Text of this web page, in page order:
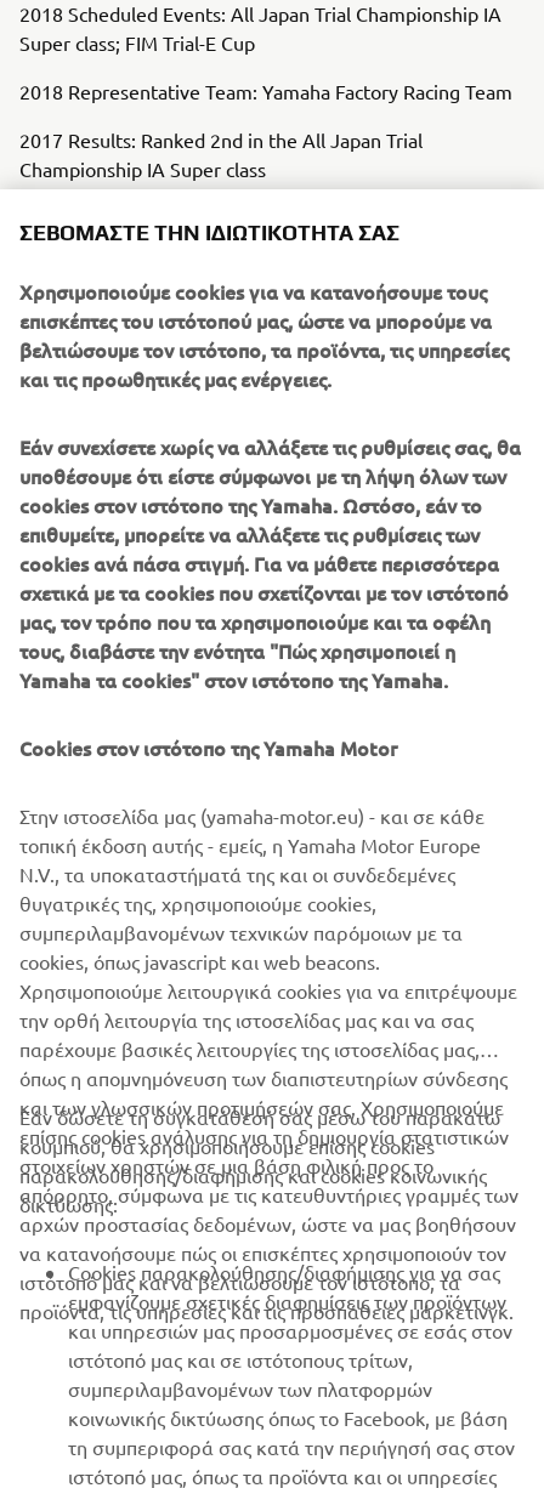
2018 Scheduled Events: All Japan Trial Championship IA
Super class; FIM Trial-E Cup
2018 Representative Team: Yamaha Factory Racing Team
2017 Results: Ranked 2nd in the All Japan Trial
Championship IA Super class
1,130mm
Wheelbase: 1,310mm
Minimum Ground Clearance: 350mm
Vehicle Weight: Less than 70kg
Engine Type: AC synchronous electric motor
Auxiliary Battery Type: Lithium-ion battery
Clutch Type: Hydraulic, Wet, Multi-plate
Frame Type: CFRP Monocoque
ΕΤΑΙΡΕΊΑ
B2B
ΠΕΡΙΣΣΌΤΕΡΑ YAMAHA
SUPPORT
ΕΝΗΜΕΡΩΤΙΚΟ ΔΕΛΤΙΟ
ΣΕΒΌΜΑΣΤΕ ΤΗΝ ΙΔΙΩΤΙΚΌΤΗΤΆ ΣΑΣ
Χρησιμοποιούμε cookies για να κατανοήσουμε τους
επισκέπτες του ιστότοπού μας, ώστε να μπορούμε να
βελτιώσουμε τον ιστότοπο, τα προϊόντα, τις υπηρεσίες
και τις προωθητικές μας ενέργειες.
Εάν συνεχίσετε χωρίς να αλλάξετε τις ρυθμίσεις σας, θα
υποθέσουμε ότι είστε σύμφωνοι με τη λήψη όλων των
cookies στον ιστότοπο της Yamaha. Ωστόσο, εάν το
επιθυμείτε, μπορείτε να αλλάξετε τις ρυθμίσεις των
cookies ανά πάσα στιγμή. Για να μάθετε περισσότερα
σχετικά με τα cookies που σχετίζονται με τον ιστότοπό
μας, τον τρόπο που τα χρησιμοποιούμε και τα οφέλη
τους, διαβάστε την ενότητα "Πώς χρησιμοποιεί η
Yamaha τα cookies" στον ιστότοπο της Yamaha.
Cookies στον ιστότοπο της Yamaha Motor
Στην ιστοσελίδα μας (yamaha-motor.eu) - και σε κάθε
τοπική έκδοση αυτής - εμείς, η Yamaha Motor Europe
N.V., τα υποκαταστήματά της και οι συνδεδεμένες
θυγατρικές της, χρησιμοποιούμε cookies,
συμπεριλαμβανομένων τεχνικών παρόμοιων με τα
cookies, όπως javascript και web beacons.
Χρησιμοποιούμε λειτουργικά cookies για να επιτρέψουμε
την ορθή λειτουργία της ιστοσελίδας μας και να σας
παρέχουμε βασικές λειτουργίες της ιστοσελίδας μας,
όπως η απομνημόνευση των διαπιστευτηρίων σύνδεσης
και των γλωσσικών προτιμήσεών σας. Χρησιμοποιούμε
επίσης cookies ανάλυσης για τη δημιουργία στατιστικών
στοιχείων χρηστών σε μια βάση φιλική προς το
απόρρητο, σύμφωνα με τις κατευθυντήριες γραμμές των
αρχών προστασίας δεδομένων, ώστε να μας βοηθήσουν
να κατανοήσουμε πώς οι επισκέπτες χρησιμοποιούν τον
ιστότοπό μας και να βελτιώσουμε τον ιστότοπο, τα
προϊόντα, τις υπηρεσίες και τις προσπάθειες μάρκετινγκ.
Εάν δώσετε τη συγκατάθεσή σας μέσω του παρακάτω
κουμπιού, θα χρησιμοποιήσουμε επίσης cookies
παρακολούθησης/διαφήμισης και cookies κοινωνικής
δικτύωσης:
Cookies παρακολούθησης/διαφήμισης για να σας
εμφανίζουμε σχετικές διαφημίσεις των προϊόντων
και υπηρεσιών μας προσαρμοσμένες σε εσάς στον
ιστότοπό μας και σε ιστότοπους τρίτων,
συμπεριλαμβανομένων των πλατφορμών
κοινωνικής δικτύωσης όπως το Facebook, με βάση
τη συμπεριφορά σας κατά την περιήγησή σας στον
ιστότοπό μας, όπως τα προϊόντα και οι υπηρεσίες